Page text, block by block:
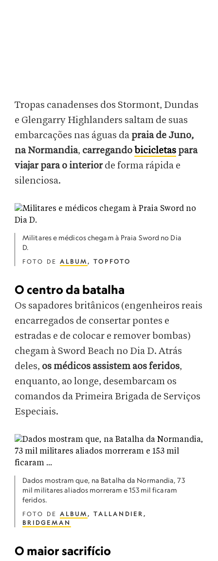
Tropas canadenses dos Stormont, Dundas
e Glengarry Highlanders saltam de suas
embarcações nas águas da praia de Juno,
na Normandia, carregando bicicletas para
viajar para o interiorde forma rápida e
silenciosa.
Militares e médicos chegam à Praia Sword no Dia
D.
FOTO DE ALBUM , TOPFOTO
O centro da batalha
Os sapadores britânicos (engenheiros reais
encarregados de consertar pontes e
estradas e de colocar e remover bombas)
chegam à Sword Beach no Dia D. Atrás
deles, os médicos assistem aos feridos,
enquanto, ao longe, desembarcam os
comandos da Primeira Brigada de Serviços
Especiais.
Dados mostram que, na Batalha da Normandia, 73
mil militares aliados morreram e 153 mil ficaram
feridos.
FOTO DE ALBUM , TALLANDIER,
BRIDGEMAN
O maior sacrifício